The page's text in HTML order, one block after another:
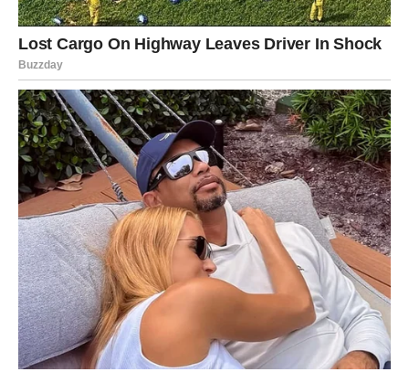
Visoka temperatura u sušilici može oslabiti vlakna i uzrokovati
svoj prvobitni oblik i počinju se pojavljivati talasasti dijelovi.
Čak i kvalitetan denim može izgubiti stabilnost ako se redovno
pere i suši na previsokim temperaturama.
3. Kvalitet materijala i kroj
pantalona
Nisu sve farmerke napravljene od istog kvaliteta trapera.
Jeftiniji materijaličesto nemaju dovoljnu čvrstoću da dugo
zadrže oblik, zbog čega se brže deformišu.